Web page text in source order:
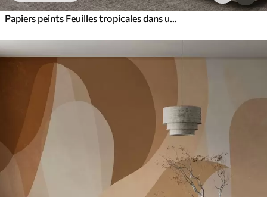
Papiers peints Feuilles tropicales dans un style grunge